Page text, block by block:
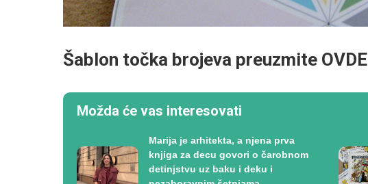
Šablon točka brojeva preuzmite OVDE
Možda će vas interesovati
Marija je arhitekta, a njena prva
knjiga za decu govori o čarobnom
detinjstvu uz baku i deku i